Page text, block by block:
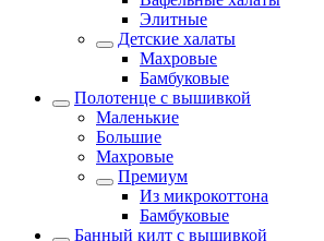
Элитные
Детские халаты
Махровые
Бамбуковые
Полотенце с вышивкой
Маленькие
Большие
Махровые
Премиум
Из микрокоттона
Бамбуковые
Банный килт с вышивкой